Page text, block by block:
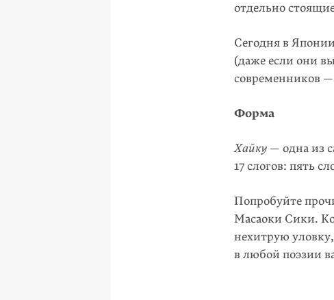
отдельно
Сегодня в
(даже если они
современников
Форма
Хайку — одна из
17 слогов: пять
Попробуйте
Масаоки Сики.
нехитрую
в любой поэзии